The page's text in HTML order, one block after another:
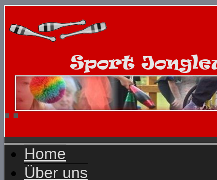
Home
Über uns